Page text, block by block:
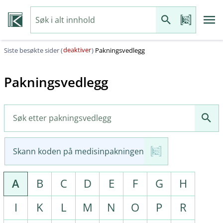
Siste besøkte sider (deaktiver) Pakningsvedlegg
Pakningsvedlegg
Skann koden på medisinpakningen
A B C D E F G
H
I
K L M N O P
R